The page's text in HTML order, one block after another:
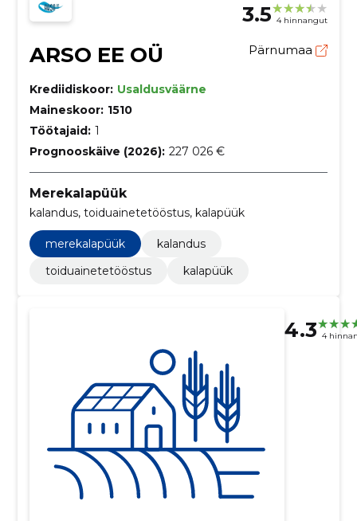
3.5 4 hinnangut
ARSO EE OÜ Pärnumaa
Krediidiskoor: Usaldusväärne
Maineskoor: 1510
Töötajaid: 1
Prognooskäive (2026): 227 026 €
Merekalapüük
kalandus, toiduainetetööstus, kalapüük
merekalapüük
kalandus
toiduainetetööstus
kalapüük
4.3 4